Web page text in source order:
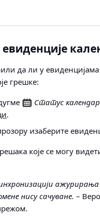
да ли у
грешке:
Статус
.
изаберите
које се могу
ажурирања
нису сачуване. –